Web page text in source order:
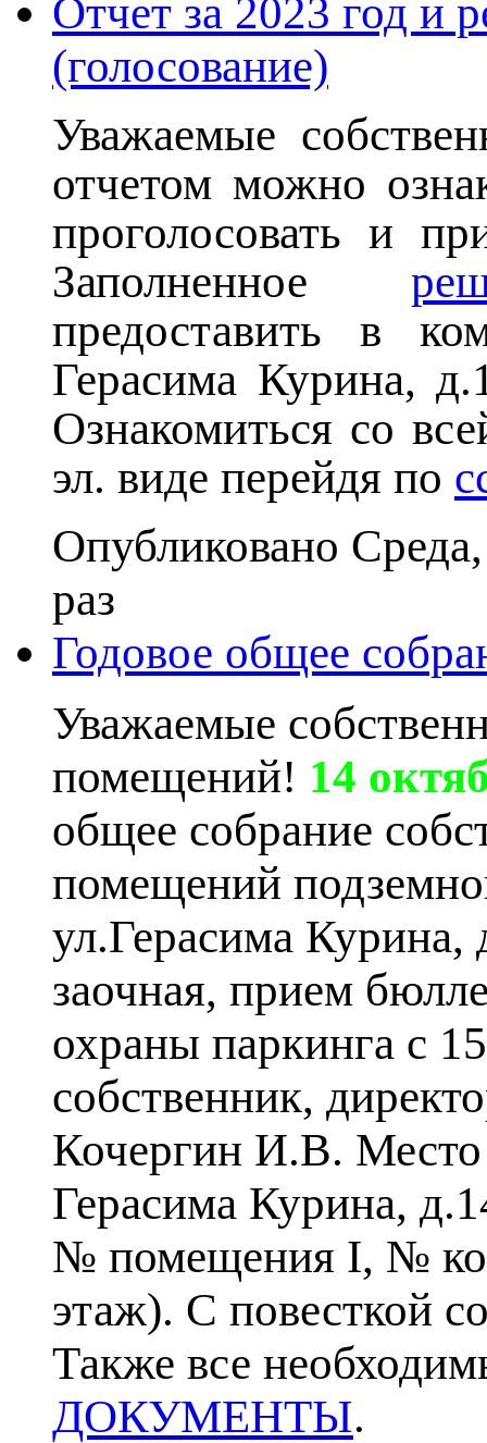
Отчет за 2023 год и
(голосование)
Уважаемые
отчетом можно
проголосовать и
Заполненное
предоставить в
Герасима Курина,
Ознакомиться со
эл. виде перейдя по
Опубликовано
раз
Годовое общее
Уважаемые
помещений! 14
общее собрание
помещений
ул.Герасима
заочная, прием
охраны паркинга с
собственник,
Кочергин И.В. Место
Герасима Курина,
№ помещения I, №
этаж). С повесткой
Также все
ДОКУМЕНТЫ.